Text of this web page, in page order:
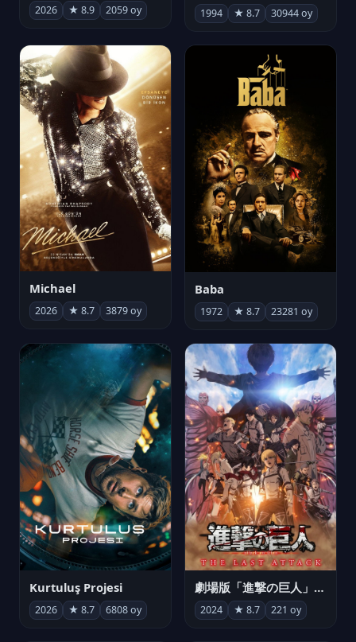
2026 ★ 8.9 2059 oy 1994 ★ 8.7 30944 oy
Michael
2026 ★ 8.7 3879 oy
Baba
1972 ★ 8.7 23281 oy
Kurtuluş Projesi
2026 ★ 8.7 6808 oy
劇場版「進撃の巨人」完結編 THE LAST ATTACK
2024 ★ 8.7 221 oy